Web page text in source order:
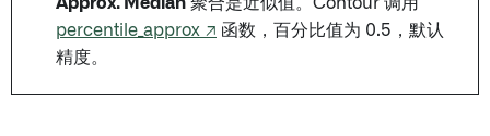
percentile_approx ↗ 函数，百分比值为 0.5，默认
精度。